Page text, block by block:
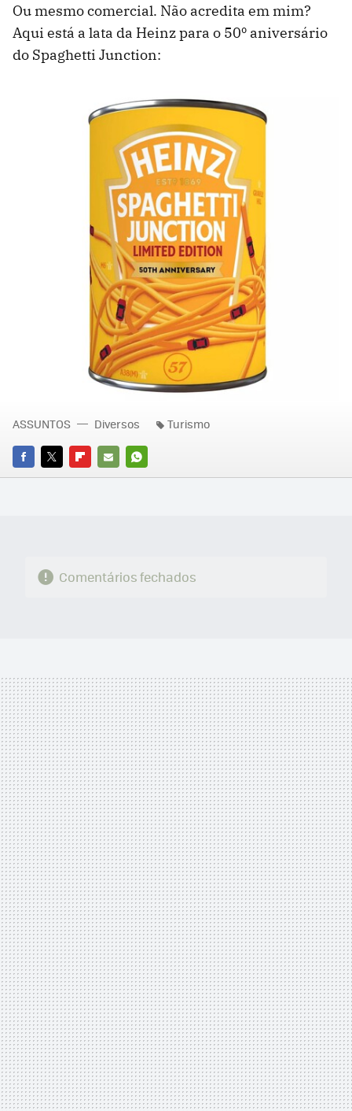
Ou mesmo comercial. Não acredita em mim?
Aqui está a lata da Heinz para o 50º aniversário
do Spaghetti Junction:
FACEBOOK
TWITTERFLIPBOARD
E-
WHATSAPP
ASSUNTOS Diversos Turismo
Comentários fechados